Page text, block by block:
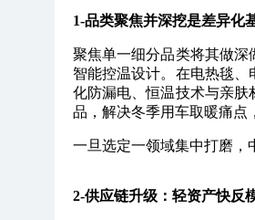
1-品类聚焦并深挖是差异化
聚焦单一细分品类将其做深
智能控温设计。 在电热毯、
化防漏电、恒温技术与亲肤
品，解决冬季用车取暖痛点
一旦选定一领域集中打磨，
2-供应链升级：轻资产快反